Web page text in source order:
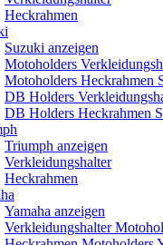
Heckrahmen
Suzuki anzeigen
Motoholders
Motoholders Heckrahmen
DB Holders
DB Holders Heckrahmen
Triumph anzeigen
Verkleidungshalter
Heckrahmen
Yamaha anzeigen
Verkleidungshalter